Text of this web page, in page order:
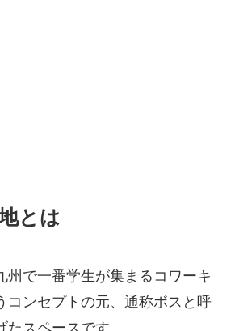
とは
州で一番学生が集まるコワーキ
コンセプトの元、通称ボスと呼
スペースです。